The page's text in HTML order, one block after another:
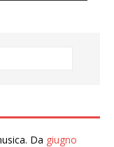
Da giugno